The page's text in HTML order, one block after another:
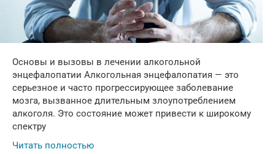
Основы и вызовы в лечении алкогольной
энцефалопатии Алкогольная энцефалопатия — это
серьезное и часто прогрессирующее заболевание
мозга, вызванное длительным злоупотреблением
алкоголя. Это состояние может привести к широкому
спектру
Читать полностью